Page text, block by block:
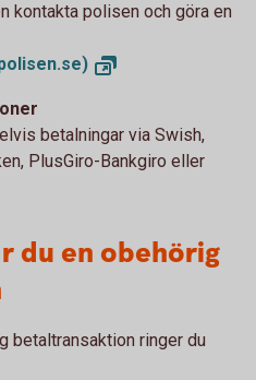
kontakta polisen och göra en
betalningar via Swish,
PlusGiro-Bankgiro eller
du en obehörig
betaltransaktion ringer du